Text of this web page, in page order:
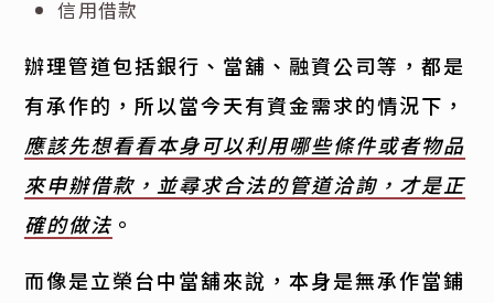
信用借款
辦理管道包括銀行、當舖、融資公司等，都是
有承作的，所以當今天有資金需求的情況下，
應該先想看看本身可以利用哪些條件或者物品
來申辦借款，並尋求合法的管道洽詢，才是正
確的做法 。
而像是立榮台中當舖來說，本身是無承作當鋪